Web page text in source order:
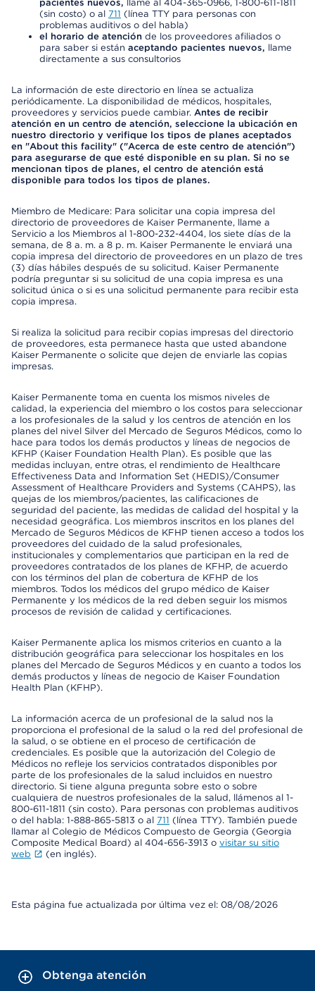
pacientes nuevos, llame al 404-365-0966, 1-800-611-1811
(sin costo) o al 711 (línea TTY para personas con
problemas auditivos o del habla)
el horario de atención de los proveedores afiliados o
para saber si están aceptando pacientes nuevos, llame
directamente a sus consultorios
La información de este directorio en línea se actualiza
periódicamente. La disponibilidad de médicos, hospitales,
proveedores y servicios puede cambiar. Antes de recibir
atención en un centro de atención, seleccione la ubicación en
nuestro directorio y verifique los tipos de planes aceptados
en "About this facility" ("Acerca de este centro de atención")
para asegurarse de que esté disponible en su plan. Si no se
mencionan tipos de planes, el centro de atención está
disponible para todos los tipos de planes.
Miembro de Medicare: Para solicitar una copia impresa del
directorio de proveedores de Kaiser Permanente, llame a
Servicio a los Miembros al 1-800-232-4404, los siete días de la
semana, de 8 a. m. a 8 p. m. Kaiser Permanente le enviará una
copia impresa del directorio de proveedores en un plazo de tres
(3) días hábiles después de su solicitud. Kaiser Permanente
podría preguntar si su solicitud de una copia impresa es una
solicitud única o si es una solicitud permanente para recibir esta
copia impresa.
Si realiza la solicitud para recibir copias impresas del directorio
de proveedores, esta permanece hasta que usted abandone
Kaiser Permanente o solicite que dejen de enviarle las copias
impresas.
Kaiser Permanente toma en cuenta los mismos niveles de
calidad, la experiencia del miembro o los costos para seleccionar
a los profesionales de la salud y los centros de atención en los
planes del nivel Silver del Mercado de Seguros Médicos, como lo
hace para todos los demás productos y líneas de negocios de
KFHP (Kaiser Foundation Health Plan). Es posible que las
medidas incluyan, entre otras, el rendimiento de Healthcare
Effectiveness Data and Information Set (HEDIS)/Consumer
Assessment of Healthcare Providers and Systems (CAHPS), las
quejas de los miembros/pacientes, las calificaciones de
seguridad del paciente, las medidas de calidad del hospital y la
necesidad geográfica. Los miembros inscritos en los planes del
Mercado de Seguros Médicos de KFHP tienen acceso a todos los
proveedores del cuidado de la salud profesionales,
institucionales y complementarios que participan en la red de
proveedores contratados de los planes de KFHP, de acuerdo
con los términos del plan de cobertura de KFHP de los
miembros. Todos los médicos del grupo médico de Kaiser
Permanente y los médicos de la red deben seguir los mismos
procesos de revisión de calidad y certificaciones.
Kaiser Permanente aplica los mismos criterios en cuanto a la
distribución geográfica para seleccionar los hospitales en los
planes del Mercado de Seguros Médicos y en cuanto a todos los
demás productos y líneas de negocio de Kaiser Foundation
Health Plan (KFHP).
La información acerca de un profesional de la salud nos la
proporciona el profesional de la salud o la red del profesional de
la salud, o se obtiene en el proceso de certificación de
credenciales. Es posible que la autorización del Colegio de
Médicos no refleje los servicios contratados disponibles por
parte de los profesionales de la salud incluidos en nuestro
directorio. Si tiene alguna pregunta sobre esto o sobre
cualquiera de nuestros profesionales de la salud, llámenos al 1-
800-611-1811 (sin costo). Para personas con problemas auditivos
o del habla: 1-888-865-5813 o al 711 (línea TTY). También puede
llamar al Colegio de Médicos Compuesto de Georgia (Georgia
Composite Medical Board) al 404-656-3913 o visitar su sitio
web
(en inglés).
Esta página fue actualizada por última vez el: 08/08/2026
Obtenga atención